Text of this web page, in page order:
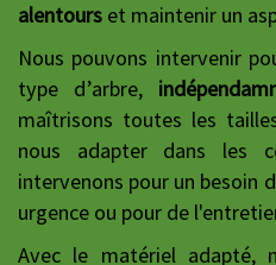
alentours et maintenir un
Nous pouvons intervenir
type d’arbre,
maîtrisons toutes les
nous adapter dans les
intervenons pour un besoin
urgence ou pour de
Avec le matériel adapté,